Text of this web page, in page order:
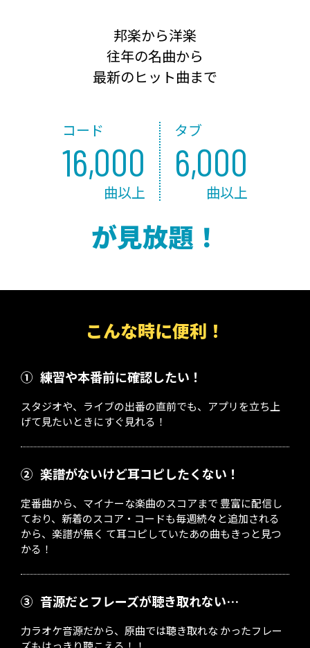
邦楽から洋楽
往年の名曲から
最新のヒット曲まで
コード
16,000
曲以上
タブ
6,000
曲以上
が見放題！
こんな時に便利！
① 練習や本番前に確認したい！
スタジオや、ライブの出番の直前でも、アプリを立ち上
げて見たいときにすぐ見れる！
② 楽譜がないけど耳コピしたくない！
定番曲から、マイナーな楽曲のスコアまで 豊富に配信し
ており、新着のスコア・コードも毎週続々と追加される
から、楽譜が無く て耳コピしていたあの曲もきっと見つ
かる！
③ 音源だとフレーズが聴き取れない…
力ラオケ音源だから、原曲では聴き取れな かったフレー